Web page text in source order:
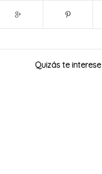
Quizás te interese